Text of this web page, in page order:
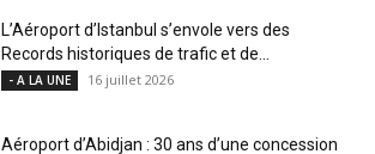
L’Aéroport d’Istanbul s’envole vers des
Records historiques de trafic et de...
- A LA UNE 16 juillet 2026
Aéroport d’Abidjan : 30 ans d’une concession